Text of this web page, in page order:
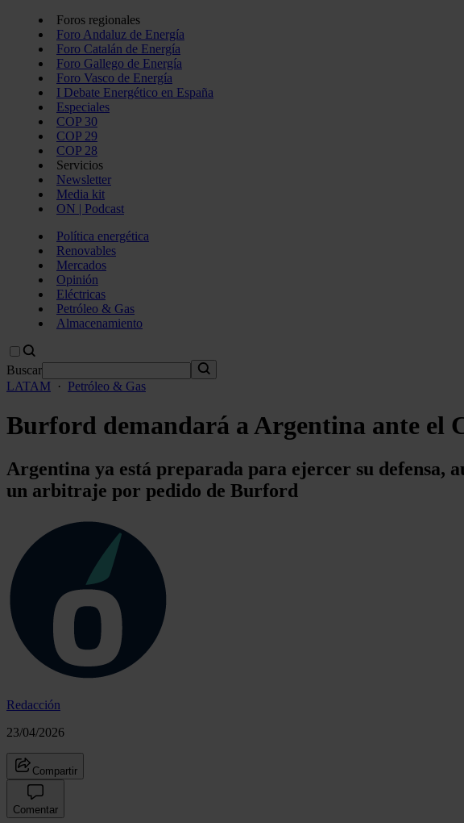
Foros regionales
Foro Andaluz de Energía
Foro Catalán de Energía
Foro Gallego de Energía
Foro Vasco de Energía
I Debate Energético en España
Especiales
COP 30
COP 29
COP 28
Servicios
Newsletter
Media kit
ON | Podcast
Política energética
Renovables
Mercados
Opinión
Eléctricas
Petróleo & Gas
Almacenamiento
Buscar
LATAM · Petróleo & Gas
Burford demandará a Argentina ante el
Argentina ya está preparada para ejercer su defensa,
un arbitraje por pedido de Burford
Redacción
23/04/2026
Compartir
Comentar